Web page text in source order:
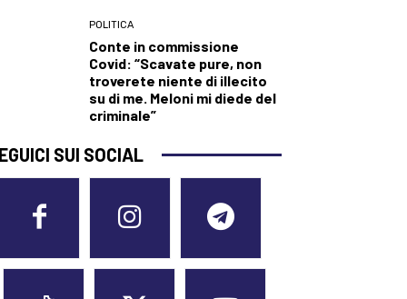
POLITICA
Conte in commissione
Covid: “Scavate pure, non
troverete niente di illecito
su di me. Meloni mi diede del
criminale”
SUI SOCIAL